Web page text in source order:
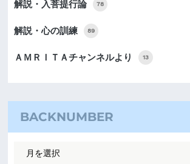
解説・入菩提行論 78
解説・心の訓練 89
ＡＭＲＩＴＡチャンネルより 13
BACKNUMBER